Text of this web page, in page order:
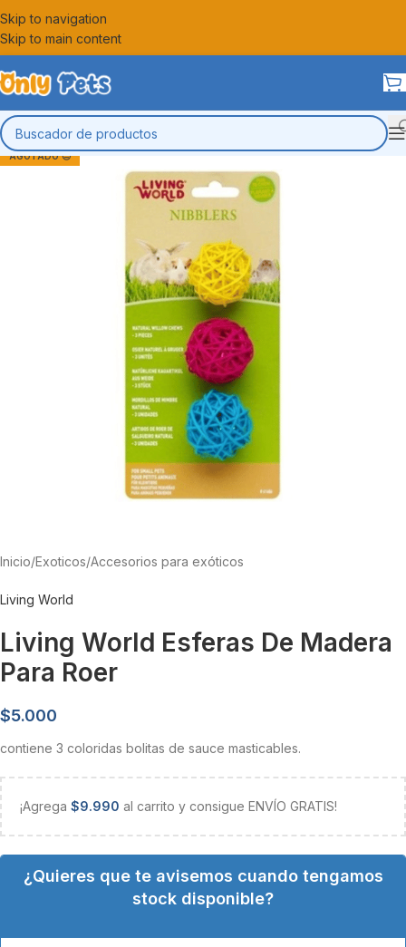
Skip to navigation
Skip to main content
AGOTADO 😔
Inicio/Exoticos/Accesorios para exóticos
Living World
Living World Esferas De Madera
Para Roer
$5.000
contiene 3 coloridas bolitas de sauce masticables.
¡Agrega $9.990 al carrito y consigue ENVÍO GRATIS!
¿Quieres que te avisemos cuando tengamos
stock disponible?